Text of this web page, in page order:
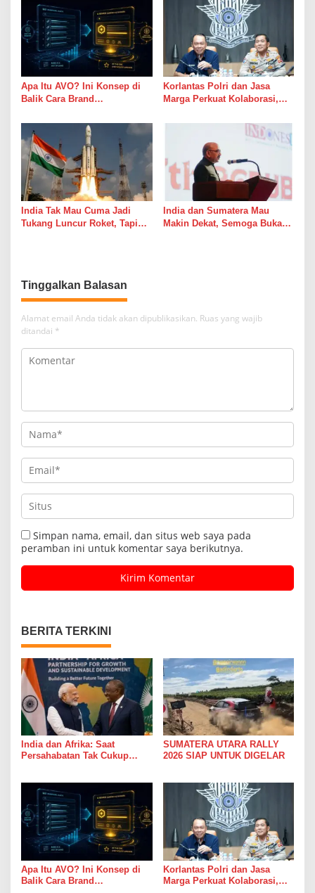
Apa Itu AVO? Ini Konsep di
Balik Cara Brand
Korlantas Polri dan Jasa
Marga Perkuat Kolaborasi,
hingga Penertiban ODOL
India Tak Mau Cuma Jadi
Tukang Luncur Roket, Tapi
India dan Sumatera Mau
Makin Dekat, Semoga Bukan
Tinggalkan Balasan
Alamat email Anda tidak akan dipublikasikan. Ruas yang wajib
ditandai *
Simpan nama, email, dan situs web saya pada
peramban ini untuk komentar saya berikutnya.
BERITA TERKINI
India dan Afrika: Saat
Persahabatan Tak Cukup
SUMATERA UTARA RALLY
2026 SIAP UNTUK DIGELAR
Apa Itu AVO? Ini Konsep di
Balik Cara Brand
Korlantas Polri dan Jasa
Marga Perkuat Kolaborasi,